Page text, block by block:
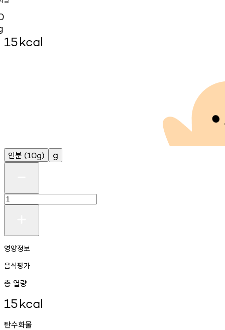
15kcal
인분 (10g) g
영양정보
음식평가
총 열량
15kcal
탄수화물